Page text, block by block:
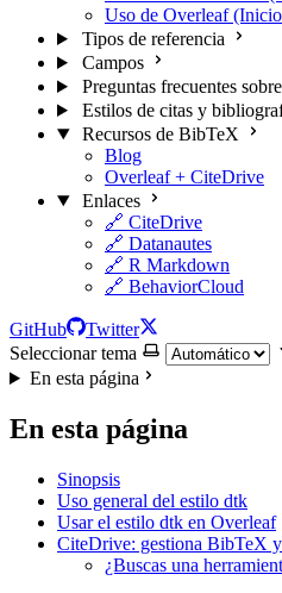
Uso de Overleaf
Tipos de referencia
Campos
Preguntas frecuentes
Estilos de citas y
Recursos de BibTeX
Blog
Overleaf + CiteDrive
Enlaces
🔗 CiteDrive
🔗 Datanautes
🔗 R Markdown
🔗 BehaviorCloud
GitHub
Twitter
Seleccionar tema
En esta página
En esta página
Sinopsis
Uso general del estilo dtk
Usar el estilo dtk en Overleaf
CiteDrive: gestiona BibTeX
¿Buscas una